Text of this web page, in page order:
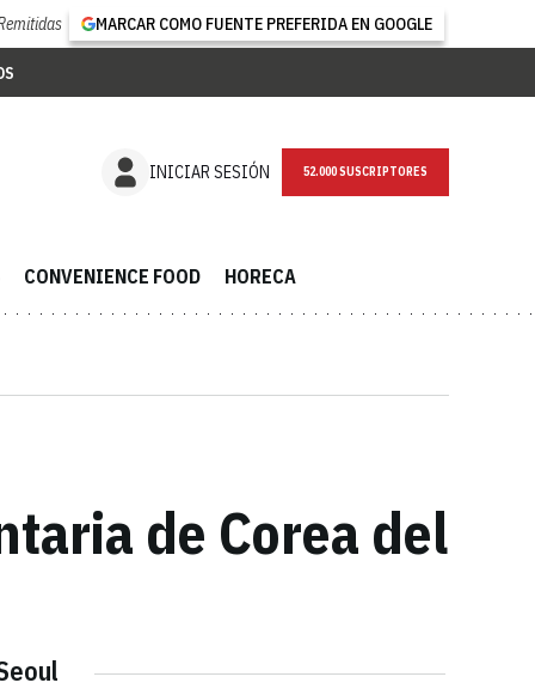
MARCAR COMO FUENTE PREFERIDA EN GOOGLE
INICIAR SESIÓN NEWSLETTER
CONVENIENCE FOOD HORECA
de Corea del